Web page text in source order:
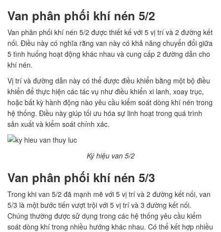
Van phân phối khí nén 5/2
Van phân phối khí nén 5/2 được thiết kế với 5 vị trí và 2 đường kết
nối. Điều này có nghĩa rằng van này có khả năng chuyển đổi giữa
5 tình huống hoạt động khác nhau và cung cấp 2 đường dẫn cho
khí nén.
Vị trí và đường dẫn này có thể được điều khiển bằng một bộ điều
khiển để thực hiện các tác vụ như điều khiển xi lanh, xoay trục,
hoặc bất kỳ hành động nào yêu cầu kiểm soát dòng khí nén trong
hệ thống. Điều này giúp tối ưu hóa sự linh hoạt trong quá trình
sản xuất và kiểm soát chính xác.
Ký hiệu van 5/2
Van phân phối khí nén 5/3
Trong khi van 5/2 đã mạnh mẽ với 5 vị trí và 2 đường kết nối, van
5/3 là một bước tiến vượt trội với 5 vị trí và 3 đường kết nối.
Chúng thường được sử dụng trong các hệ thống yêu cầu kiểm
soát dòng khí trong nhiều hướng khác nhau. Có thể kết hợp nhiều